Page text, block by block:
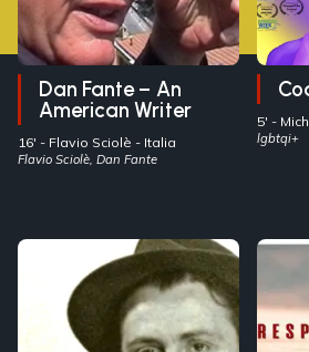
Dan Fante – An
American Writer
16' - Flavio Sciolè - Italia
Flavio Sciolè, Dan Fante
5' -
Uniti
lgbtqi+